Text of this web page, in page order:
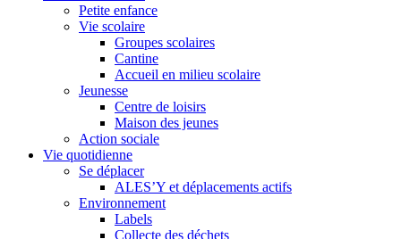
Petite enfance
Vie scolaire
Groupes scolaires
Cantine
Accueil en milieu scolaire
Jeunesse
Centre de loisirs
Maison des jeunes
Action sociale
Vie quotidienne
Se déplacer
ALES’Y et déplacements actifs
Environnement
Labels
Collecte des déchets